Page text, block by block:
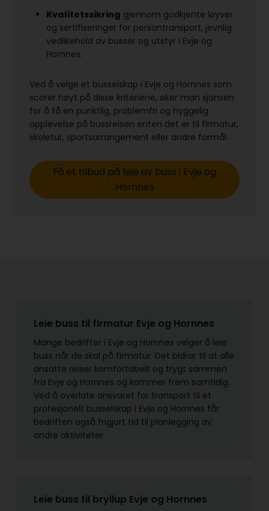
Kvalitetssikring gjennom godkjente løyver
og sertifiseringer for persontransport, jevnlig
vedlikehold av busser og utstyr i Evje og
Hornnes.
Ved å velge et busselskap i Evje og Hornnes som
scorer høyt på disse kriteriene, øker man sjansen
for å få en punktlig, problemfri og hyggelig
opplevelse på bussreisen enten det er til firmatur,
skoletur, sports­arrangement eller andre formål.
Få et tilbud på leie av buss i Evje og
Hornnes
Leie buss til firmatur Evje og Hornnes
Mange bedrifter i Evje og Hornnes velger å leie
buss når de skal på firmatur. Det bidrar til at alle
ansatte reiser komfortabelt og trygt sammen
fra Evje og Hornnes og kommer frem samtidig.
Ved å overlate ansvaret for transport til et
profesjonelt busselskap i Evje og Hornnes får
bedriften også frigjort tid til planlegging av
andre aktiviteter.
Leie buss til bryllup Evje og Hornnes